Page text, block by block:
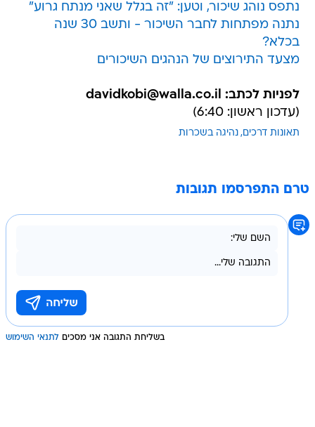
נתפס נוהג שיכור, וטען: "זה בגלל שאני מנתח גרוע"
נתנה מפתחות לחבר השיכור - ותשב 30 שנה
בכלא?
מצעד התירוצים של הנהגים השיכורים
לפניות לכתב: davidkobi@walla.co.il
(עדכון ראשון: 6:40)
תאונות דרכים נהיגה בשכרות
טרם התפרסמו תגובות
בשליחת התגובה אני מסכים לתנאי השימוש